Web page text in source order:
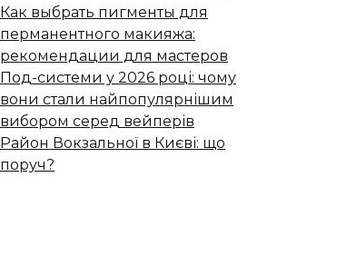
Как выбрать пигменты для
перманентного макияжа:
рекомендации для мастеров
Под-системи у 2026 році: чому
вони стали найпопулярнішим
вибором серед вейперів
Район Вокзальної в Києві: що
поруч?